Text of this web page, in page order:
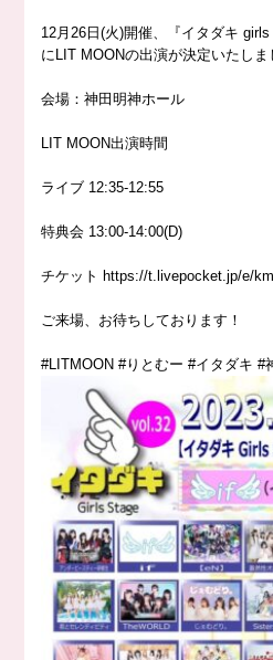
12月26日(火)開催、『イタダキ
にLIT MOONの出演が決定いたしま
会場：神田明神ホール
LIT MOON出演時間
ライブ 12:35-12:55
特典会 13:00-14:00(D)
チケット https://t.livepocket.jp/e/
ご来場、お待ちしております！
#LITMOON #りとむー #イタダキ #